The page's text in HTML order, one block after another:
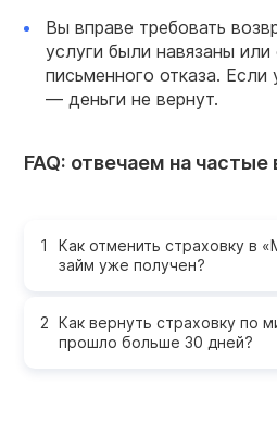
Вы вправе требовать
услуги были навязаны
письменного отказа. Если
— деньги не вернут.
FAQ: отвечаем на
Как отменить страховку в
займ уже получен?
Как вернуть страховку по
прошло больше 30 дней?